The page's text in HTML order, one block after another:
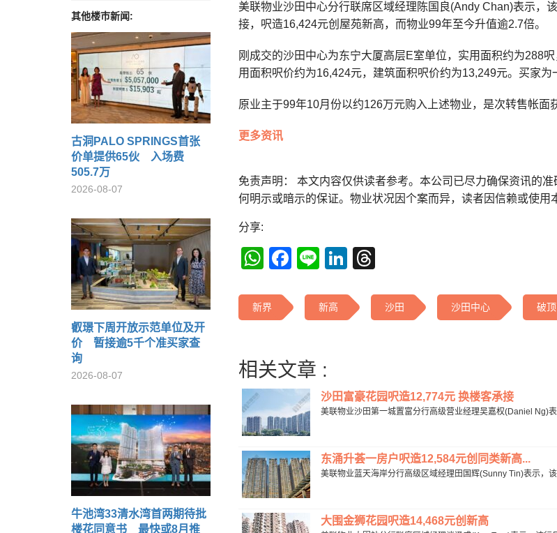
其他楼巿新闻:
古洞PALO SPRINGS首张
价单提供65伙 入场费
505.7万
2026-08-07
叡璟下周开放示范单位及开
价 暂接逾5千个准买家查
询
2026-08-07
牛池湾33清水湾首两期待批
楼花同意书 最快或8月推
美联物业沙田中心分行联席区域经理陈国良(Andy Chan)表示，
接，呎造16,424元创屋苑新高，而物业99年至今升值逾2.7倍。
刚成交的沙田中心为东宁大厦高层E室单位，实用面积约为288
用面积呎价约为16,424元，建筑面积呎价约为13,249元。买家为
原业主于99年10月份以约126万元购入上述物业，是次转售帐面
更多资讯
免责声明： 本文内容仅供读者参考。本公司已尽力确保资讯的
何明示或暗示的保证。物业状况因个案而异，读者因信赖或使用
分享:
WhatsApp
Facebook
LineLinkedIn
新界 新高 沙田 沙田中心 破顶
相关文章 :
沙田富豪花园呎造12,774元 换楼客承接
美联物业沙田第一城置富分行高级营业经理吴嘉权(Daniel Ng)
东涌升荟一房户呎造12,584元创同类新高...
美联物业蓝天海岸分行高级区域经理田国辉(Sunny Tin)表示，
大围金狮花园呎造14,468元创新高